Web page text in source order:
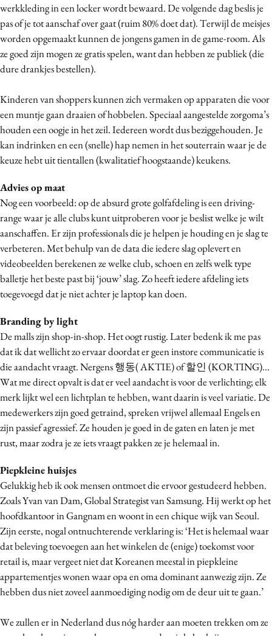
werkkleding in een locker wordt bewaard. De volgende dag beslis je
pas of je tot aanschaf over gaat (ruim 80% doet dat). Terwijl de meisjes
worden opgemaakt kunnen de jongens gamen in de game-room. Als
ze goed zijn mogen ze gratis spelen, want dan hebben ze publiek (die
dure drankjes bestellen).
Kinderen van shoppers kunnen zich vermaken op apparaten die voor
een muntje gaan draaien of hobbelen. Speciaal aangestelde zorgoma’s
houden een oogje in het zeil. Iedereen wordt dus beziggehouden. Je
kan indrinken en een (snelle) hap nemen in het souterrain waar je de
keuze hebt uit tientallen (kwalitatief hoogstaande) keukens.
Advies op maat
Nog een voorbeeld: op de absurd grote golfafdeling is een driving-
range waar je alle clubs kunt uitproberen voor je beslist welke je wilt
aanschaffen. Er zijn professionals die je helpen je houding en je slag te
verbeteren. Met behulp van de data die iedere slag oplevert en
videobeelden berekenen ze welke club, schoen en zelfs welk type
balletje het beste past bij ‘jouw’ slag. Zo heeft iedere afdeling iets
toegevoegd dat je niet achter je laptop kan doen.
Branding by light
De malls zijn shop-in-shop. Het oogt rustig. Later bedenk ik me pas
dat ik dat wellicht zo ervaar doordat er geen instore communicatie is
die aandacht vraagt. Nergens 행동( AKTIE) of 할인 (KORTING)...
Wat me direct opvalt is dat er veel aandacht is voor de verlichting; elk
merk lijkt wel een lichtplan te hebben, want daarin is veel variatie. De
medewerkers zijn goed getraind, spreken vrijwel allemaal Engels en
zijn passief agressief. Ze houden je goed in de gaten en laten je met
rust, maar zodra je ze iets vraagt pakken ze je helemaal in.
Piepkleine huisjes
Gelukkig heb ik ook mensen ontmoet die ervoor gestudeerd hebben.
Zoals Yvan van Dam, Global Strategist van Samsung. Hij werkt op het
hoofdkantoor in Gangnam en woont in een chique wijk van Seoul.
Zijn eerste, nogal ontnuchterende verklaring is: ‘Het is helemaal waar
dat beleving toevoegen aan het winkelen de (enige) toekomst voor
retail is, maar vergeet niet dat Koreanen meestal in piepkleine
appartementjes wonen waar opa en oma dominant aanwezig zijn. Ze
hebben dus niet zoveel aanmoediging nodig om de deur uit te gaan.’
We zullen er in Nederland dus nóg harder aan moeten trekken om ze